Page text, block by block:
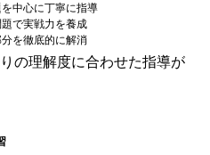
中心に丁寧に指導
題で実戦力を養成
分を徹底的に解消
の理解度に合わせた指導が